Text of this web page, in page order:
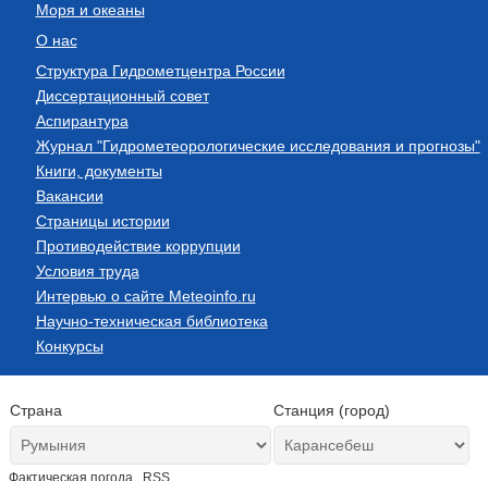
Моря и океаны
О нас
Структура Гидрометцентра России
Диссертационный совет
Аспирантура
Журнал "Гидрометеорологические исследования и прогнозы"
Книги, документы
Вакансии
Страницы истории
Противодействие коррупции
Условия труда
Интервью о сайте Meteoinfo.ru
Научно-техническая библиотека
Конкурсы
Страна Станция (город)
Фактическая погода RSS